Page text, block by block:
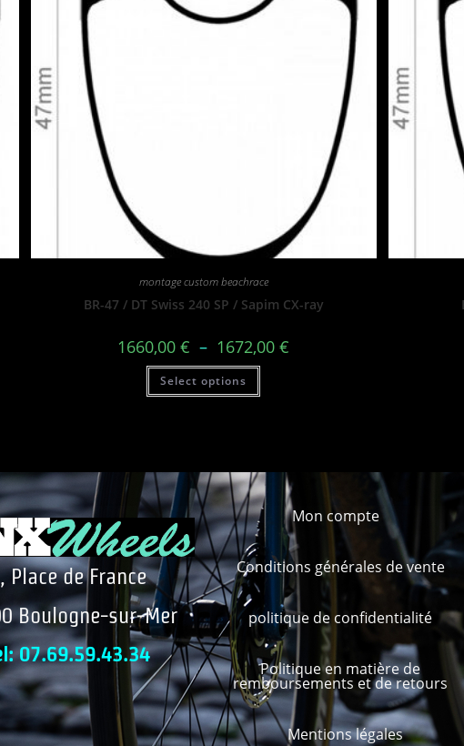
montage custom beachrace
BR-47 / DT Swiss 240 SP / Sapim CX-ray
1660,00€ – 1672,00€
Select options
Place de France
Boulogne-sur-Mer
07.69.59.43.34
Mon compte
Conditions générales de vente
politique de confidentialité
Politique en matière de
remboursements et de retours
Mentions légales